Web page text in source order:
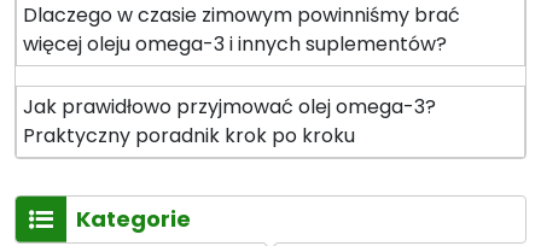
Dlaczego w czasie zimowym powinniśmy brać
więcej oleju omega-3 i innych suplementów?
Jak prawidłowo przyjmować olej omega-3?
Praktyczny poradnik krok po kroku
Kategorie